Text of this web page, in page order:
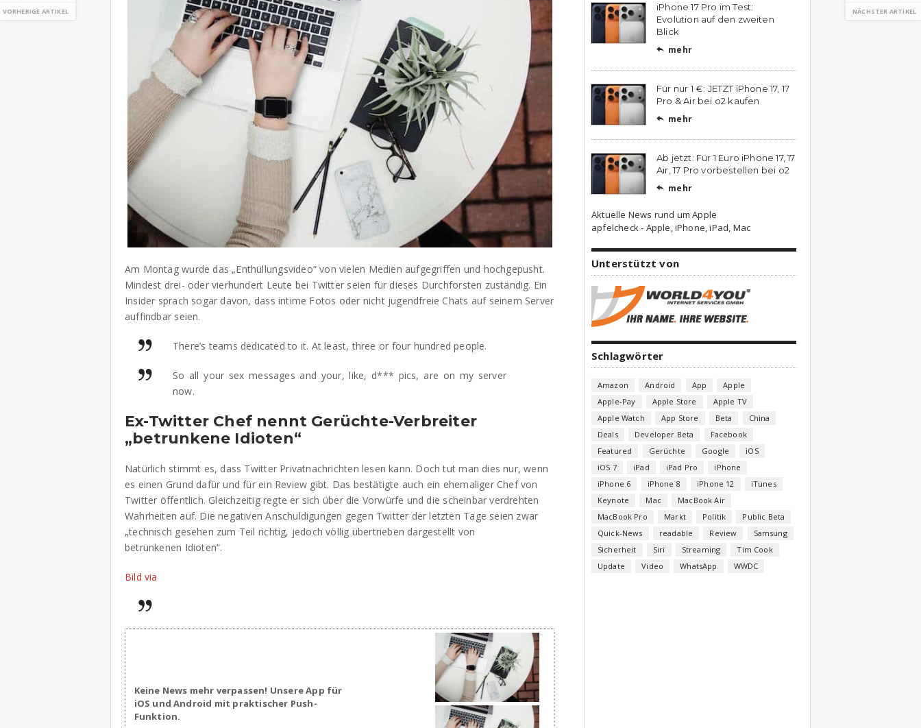
VORHERIGE ARTIKEL NÄCHSTER ARTIKEL
Am Montag wurde das „Enthüllungsvideo“ von vielen Medien aufgegriffen und hochgepusht.
Mindest drei- oder vierhundert Leute bei Twitter seien für dieses Durchforsten zuständig. Ein
Insider sprach sogar davon, dass intime Fotos oder nicht jugendfreie Chats auf seinem Server
auffindbar seien.
There’s teams dedicated to it. At least, three or four hundred people.
So all your sex messages and your, like, d*** pics, are on my server
now.
Ex-Twitter Chef nennt Gerüchte-Verbreiter
„betrunkene Idioten“
Natürlich stimmt es, dass Twitter Privatnachrichten lesen kann. Doch tut man dies nur, wenn
es einen Grund dafür und für ein Review gibt. Das bestätigte auch ein ehemaliger Chef von
Twitter öffentlich. Gleichzeitig regte er sich über die Vorwürfe und die scheinbar verdrehten
Wahrheiten auf. Die negativen Anschuldigungen gegen Twitter der letzten Tage seien zwar
„technisch gesehen zum Teil richtig, jedoch völlig übertrieben dargestellt von
betrunkenen Idioten“.
Bild via
Keine News mehr verpassen! Unsere App für
iOS und Android mit praktischer Push-
Funktion.
iPhone 17 Pro im Test:
Evolution auf den zweiten
Blick
 mehr
Für nur 1 €: JETZT iPhone 17, 17
Pro & Air bei o2 kaufen
 mehr
Ab jetzt: Für 1 Euro iPhone 17, 17
Air, 17 Pro vorbestellen bei o2
 mehr
Aktuelle News rund um Apple
apfelcheck - Apple, iPhone, iPad, Mac
Unterstützt von
Schlagwörter
Amazon Android App
Apple
Apple-Pay
Apple Store
Apple TV
Apple Watch
App Store Beta
China
Deals
Developer Beta
Facebook
Featured
Gerüchte Google
iOS
iOS 7
iPad iPad Pro
iPhone
iPhone 6
iPhone 8 iPhone 12
iTunes
Keynote
Mac
MacBook Air
MacBook Pro
Markt Politik
Public Beta
Quick-News
readable Review
Samsung
Sicherheit
Siri Streaming
Tim Cook
Update
Video WhatsApp WWDC